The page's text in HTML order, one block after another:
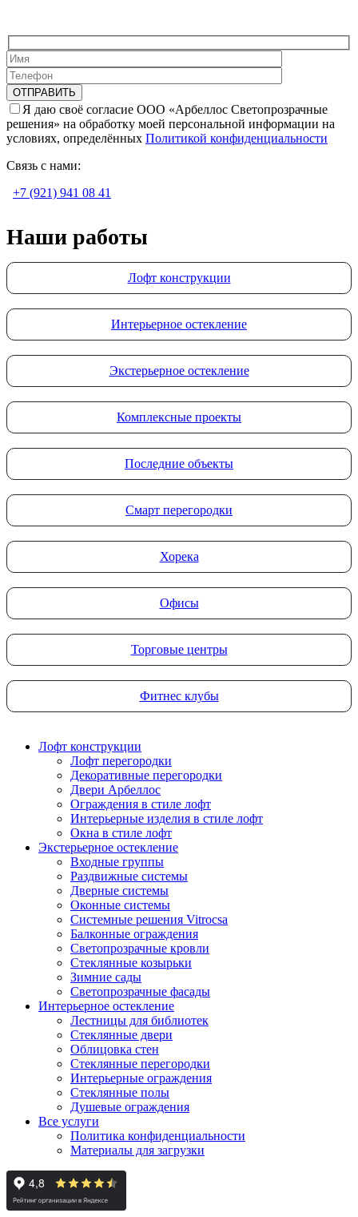
Я даю своё согласие ООО «Арбеллос Светопрозрачные
решения» на обработку моей персональной информации на
условиях, определённых Политикой конфиденциальности
Связь с нами:
+7 (921) 941 08 41
Наши работы
Лофт конструкции
Интерьерное остекление
Экстерьерное остекление
Комплексные проекты
Последние объекты
Смарт перегородки
Хорека
Офисы
Торговые центры
Фитнес клубы
Лофт конструкции
Лофт перегородки
Декоративные перегородки
Двери Арбеллос
Ограждения в стиле лофт
Интерьерные изделия в стиле лофт
Окна в стиле лофт
Экстерьерное остекление
Входные группы
Раздвижные системы
Дверные системы
Оконные системы
Системные решения Vitrocsa
Балконные ограждения
Светопрозрачные кровли
Стеклянные козырьки
Зимние сады
Светопрозрачные фасады
Интерьерное остекление
Лестницы для библиотек
Стеклянные двери
Облицовка стен
Стеклянные перегородки
Интерьерные ограждения
Стеклянные полы
Душевые ограждения
Все услуги
Политика конфиденциальности
Материалы для загрузки